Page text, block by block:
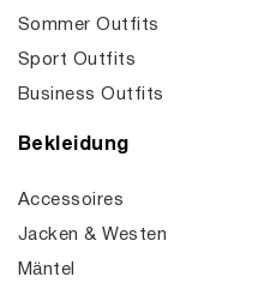
Sommer Outfits
Sport Outfits
Business Outfits
Bekleidung
Accessoires
Jacken & Westen
Mäntel